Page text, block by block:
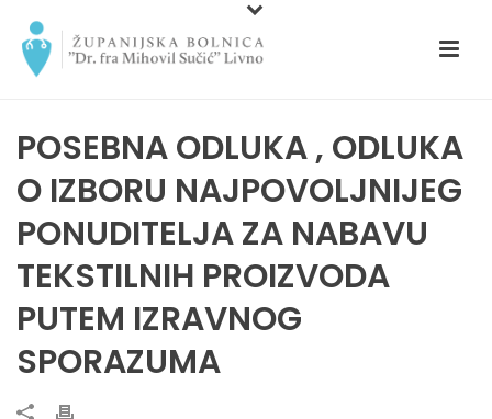
POSEBNA ODLUKA , ODLUKA
O IZBORU NAJPOVOLJNIJEG
PONUDITELJA ZA NABAVU
TEKSTILNIH PROIZVODA
PUTEM IZRAVNOG
SPORAZUMA